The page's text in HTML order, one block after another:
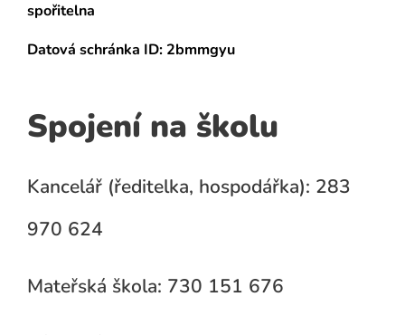
spořitelna
Datová schránka ID: 2bmmgyu
Spojení na školu
Kancelář (ředitelka, hospodářka): 283
970 624
Mateřská škola: 730 151 676